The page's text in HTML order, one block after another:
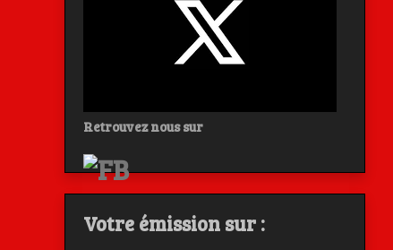
Retrouvez nous sur
Votre émission sur :